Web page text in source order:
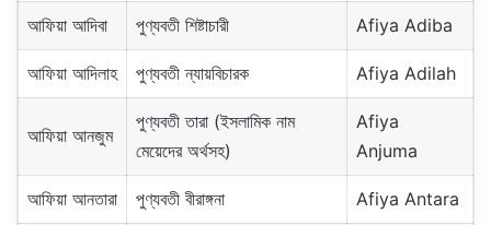
আফিয়া আদিবা পুণ্যবতী শিষ্টাচারী Afiya Adiba
আফিয়া আদিলাহ পুণ্যবতী ন্যায়বিচারক Afiya Adilah
আফিয়া আনজুম
পুণ্যবতী তারা (ইসলামিক নাম
মেয়েদের অর্থসহ)
Afiya
Anjuma
আফিয়া আনতারা পুণ্যবতী বীরাঙ্গনা Afiya Antara